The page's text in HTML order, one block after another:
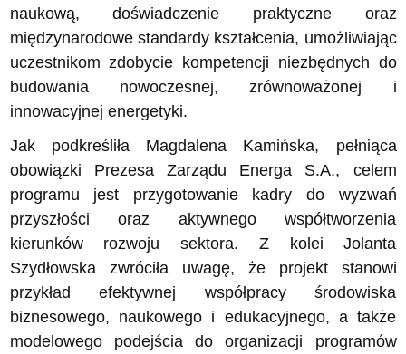
naukową, doświadczenie praktyczne oraz
międzynarodowe standardy kształcenia, umożliwiając
uczestnikom zdobycie kompetencji niezbędnych do
budowania nowoczesnej, zrównoważonej i
innowacyjnej energetyki.
Jak podkreśliła Magdalena Kamińska, pełniąca
obowiązki Prezesa Zarządu Energa S.A., celem
programu jest przygotowanie kadry do wyzwań
przyszłości oraz aktywnego współtworzenia
kierunków rozwoju sektora. Z kolei Jolanta
Szydłowska zwróciła uwagę, że projekt stanowi
przykład efektywnej współpracy środowiska
biznesowego, naukowego i edukacyjnego, a także
modelowego podejścia do organizacji programów